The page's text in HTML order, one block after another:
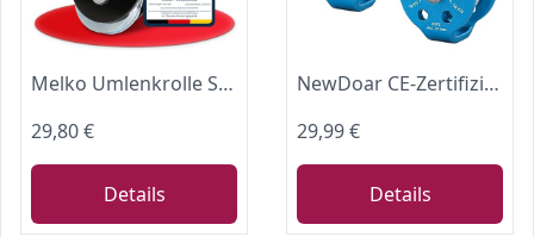
Melko Umlenkrolle Seilrolle für Seilwinde bis 10 t Zuglast 1-15 mm Seile
29,80 €
Details
NewDoar CE-Zertifizierter 28KN Mikro Seilrolle Umlenkrolle für Seile mit max. Durchmesser bis 12 mm zum Klettern, Rettungsheben und zur Anhängerkupplung Riemenscheiben(Blau 2St)
29,99 €
Details